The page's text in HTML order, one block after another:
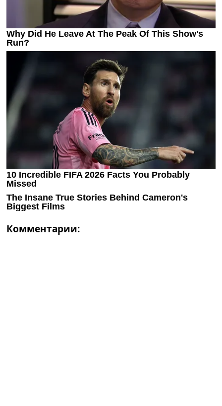
Комментарии: